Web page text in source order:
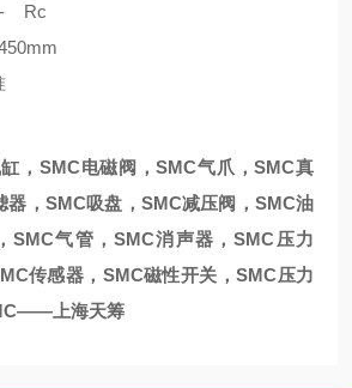
- Rc
缸，SMC电磁阀，SMC气爪，SMC真
器，SMC吸盘，SMC减压阀，SMC油
SMC气管，SMC消声器，SMC压力
传感器，SMC磁性开关，SMC压力
上海天筹